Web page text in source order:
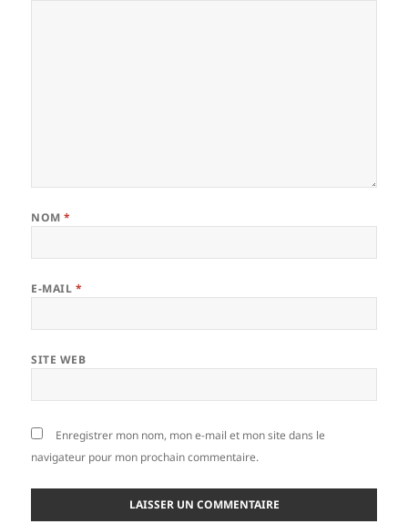
NOM*
E-MAIL *
SITE WEB
Enregistrer mon nom, mon e-mail et mon site dans le
navigateur pour mon prochain commentaire.